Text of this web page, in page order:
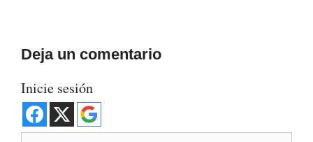
Deja un comentario
Inicie sesión